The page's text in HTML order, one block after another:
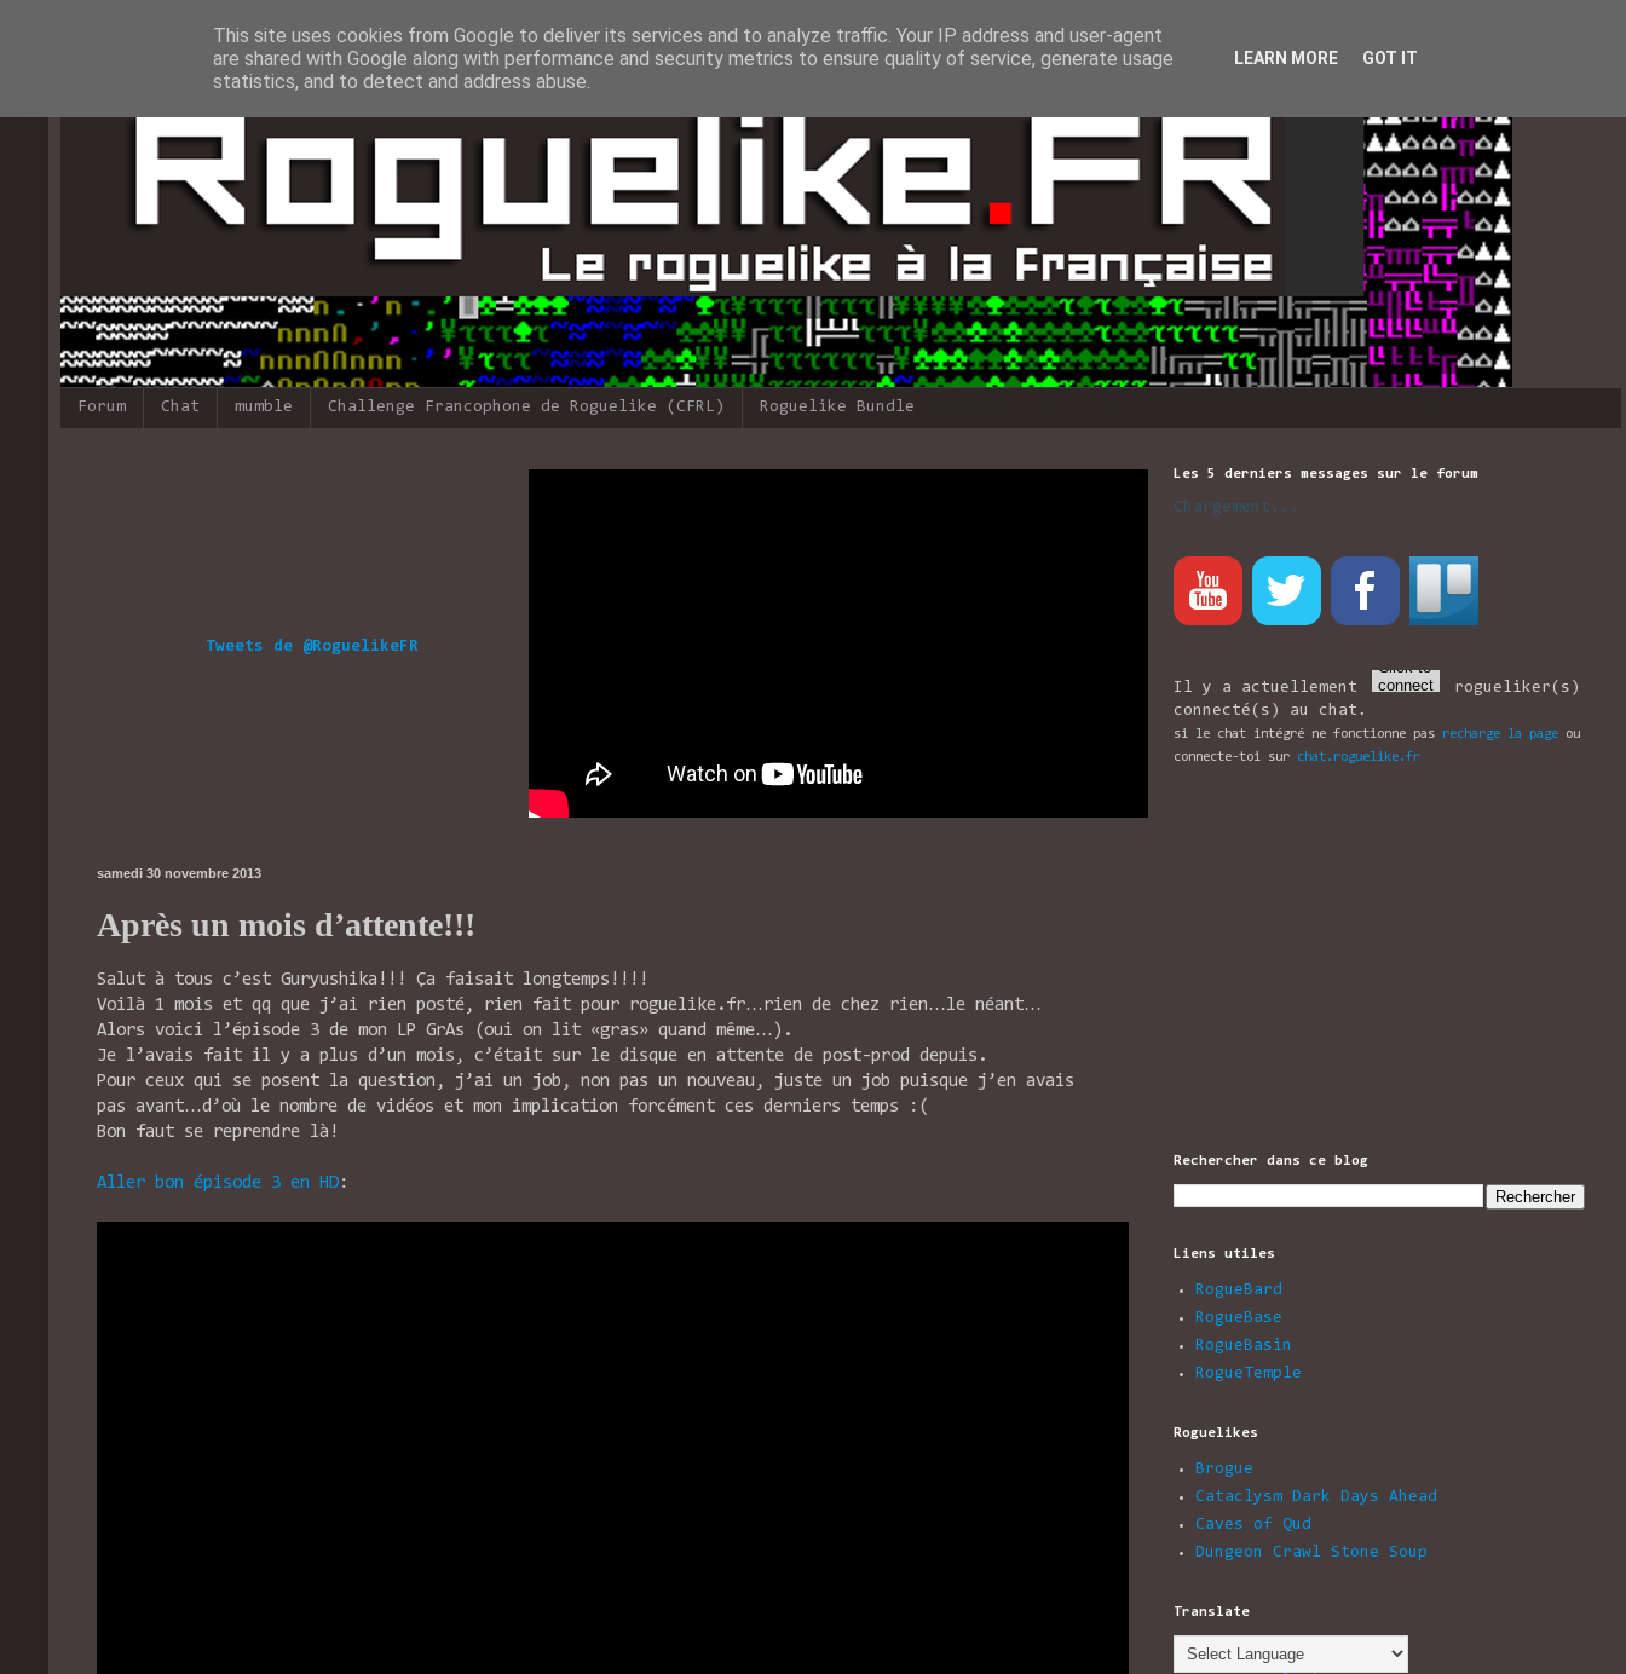
Forum Chat mumble Challenge Francophone de Roguelike (CFRL) Roguelike Bundle
Tweets de @RoguelikeFR
samedi 30 novembre 2013
Après un mois d’attente!!!
Salut à tous c’est Guryushika!!! Ça faisait longtemps!!!!
Voilà 1 mois et qq que j’ai rien posté, rien fait pour roguelike.fr…rien de chez rien…le néant…
Alors voici l’épisode 3 de mon LP GrAs (oui on lit «gras» quand même…).
Je l’avais fait il y a plus d’un mois, c’était sur le disque en attente de post-prod depuis.
Pour ceux qui se posent la question, j’ai un job, non pas un nouveau, juste un job puisque j’en avais
pas avant…d’où le nombre de vidéos et mon implication forcément ces derniers temps :(
Bon faut se reprendre là!
Aller bon épisode 3 en HD :
Les 5 derniers messages sur le forum
Chargement...
Il y a actuellement
rogueliker(s)
connecté(s) au chat.
si le chat intégré ne fonctionne pas recharge la page ou
connecte-toi sur chat.roguelike.fr
Rechercher dans ce blog
Liens utiles
RogueBard
RogueBase
RogueBasin
RogueTemple
Roguelikes
Brogue
Cataclysm Dark Days Ahead
Caves of Qud
Dungeon Crawl Stone Soup
Translate
This site uses cookies from Google to deliver its services and to analyze traffic. Your IP address and user-agent
are shared with Google along with performance and security metrics to ensure quality of service, generate usage
statistics, and to detect and address abuse.
LEARN MORE GOT IT